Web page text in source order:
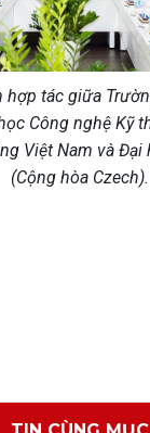
hợp tác giữa
Công nghệ Kỹ
Việt Nam và Đại
(Cộng hòa Czech).